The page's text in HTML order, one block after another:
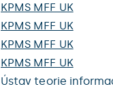
KPMS MFF UK
KPMS MFF UK
KPMS MFF UK
KPMS MFF UK
Ústav teorie